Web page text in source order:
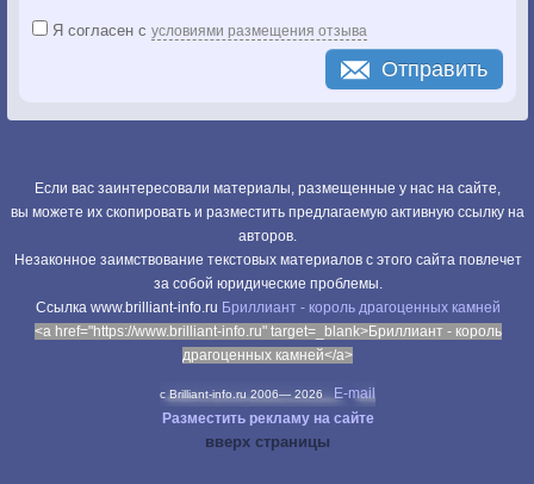
Я согласен с условиями размещения отзыва
Отправить
Если вас заинтересовали материалы, размещенные у нас на сайте,
вы можете их скопировать и разместить предлагаемую активную ссылку на
авторов.
Незаконное заимствование текстовых материалов с этого сайта повлечет
за собой юридические проблемы.
Cсылка www.brilliant-info.ru Бриллиант - король драгоценных камней
<a href="https://www.brilliant-info.ru" target=_blank>Бриллиант - король
драгоценных камней</a>
c Brilliant-info.ru 2006— 2026
E-mail
Разместить рекламу на сайте
вверх страницы